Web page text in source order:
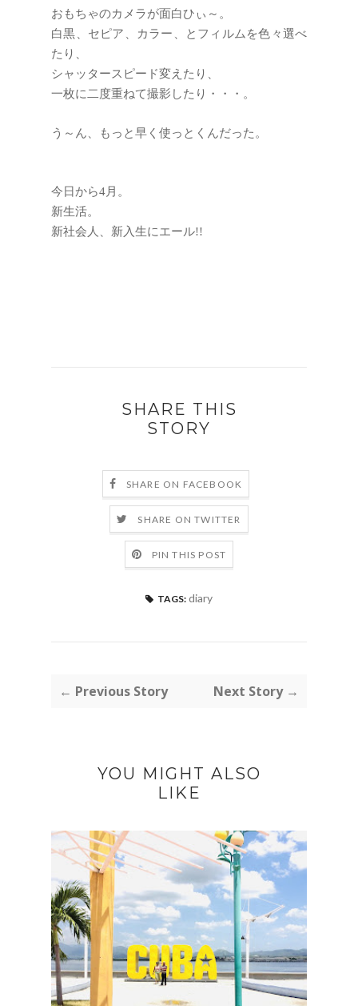
おもちゃのカメラが面白ひぃ～。
白黒、セピア、カラー、とフィルムを色々選べ
たり、
シャッタースピード変えたり、
一枚に二度重ねて撮影したり・・・。
う～ん、もっと早く使っとくんだった。
今日から4月。
新生活。
新社会人、新入生にエール!!
SHARE THIS
STORY
SHARE ON FACEBOOK
SHARE ON TWITTER
PIN THIS POST
TAGS: diary
← Previous Story Next Story →
YOU MIGHT ALSO
LIKE